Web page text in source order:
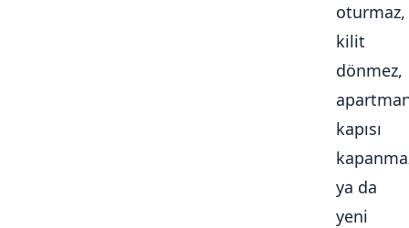
oturmaz,
kilit
dönmez,
kapısı
ya da
yeni